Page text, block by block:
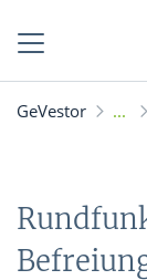
GeVestor